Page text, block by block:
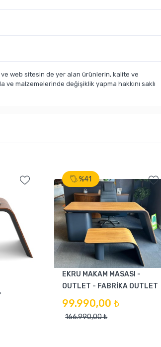
web sitesin de yer alan ürünlerin, kalite ve
malzemelerinde değişiklik yapma hakkını saklı
EKRU MAKAM MASASI -
OUTLET - FABRİKA OUTLET
99.990,00 ₺
166.990,00 ₺
%41